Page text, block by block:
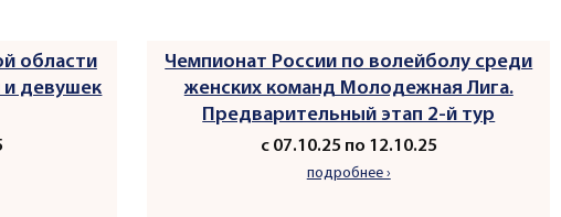
области
девушек
Чемпионат России по волейболу среди
женских команд Молодежная Лига.
Предварительный этап 2-й тур
с 07.10.25 по 12.10.25
подробнее ›